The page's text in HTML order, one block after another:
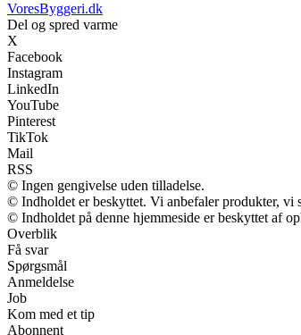
VoresByggeri.dk
Del og spred varme
X
Facebook
Instagram
LinkedIn
YouTube
Pinterest
TikTok
Mail
RSS
© Ingen gengivelse uden tilladelse.
© Indholdet er beskyttet. Vi anbefaler produkter, vi
© Indholdet på denne hjemmeside er beskyttet af
Overblik
Få svar
Spørgsmål
Anmeldelse
Job
Kom med et tip
Abonnent